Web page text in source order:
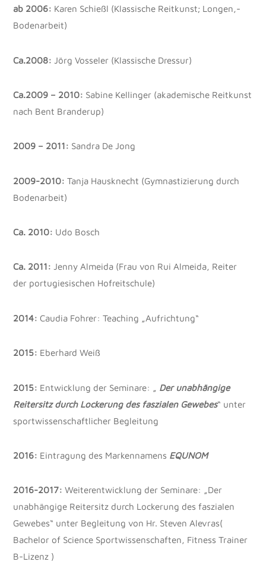
ab 2006: Karen Schießl (Klassische Reitkunst; Longen,-
Bodenarbeit)
Ca.2008: Jörg Vosseler (Klassische Dressur)
Ca.2009 – 2010: Sabine Kellinger (akademische Reitkunst
nach Bent Branderup)
2009 – 2011: Sandra De Jong
2009-2010:Tanja Hausknecht (Gymnastizierung durch
Bodenarbeit)
Ca. 2010: Udo Bosch
Ca. 2011: Jenny Almeida (Frau von Rui Almeida, Reiter
der portugiesischen Hofreitschule)
2014: Caudia Fohrer: Teaching „Aufrichtung“
2015: Eberhard Weiß
2015: Entwicklung der Seminare: „ Der unabhängige
Reitersitz durch Lockerung des faszialen Gewebes“ unter
sportwissenschaftlicher Begleitung
2016: Eintragung des Markennamens EQUNOM
2016-2017:Weiterentwicklung der Seminare: „Der
unabhängige Reitersitz durch Lockerung des faszialen
Gewebes“ unter Begleitung von Hr. Steven Alevras(
Bachelor of Science Sportwissenschaften, Fitness Trainer
B-Lizenz )